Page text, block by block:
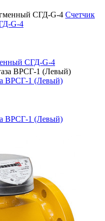
Счетчик
G-4
СГД-G-4
ВРСГ-1 (Левый)
ВРСГ-1 (Левый)